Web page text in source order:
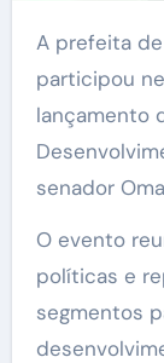
A prefeita de Manacapuru, Valciléia Maciel,
participou
lançamento
senador
O evento
políticas e
segmentos